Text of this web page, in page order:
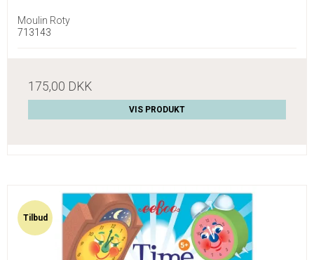
Moulin Roty
713143
175,00 DKK
VIS PRODUKT
Tilbud